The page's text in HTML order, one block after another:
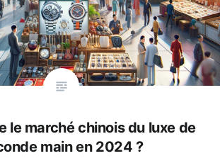
le marché chinois du luxe de
main en 2024 ?